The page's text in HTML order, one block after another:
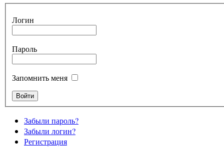
Логин
Пароль
Запомнить меня
Забыли пароль?
Забыли логин?
Регистрация